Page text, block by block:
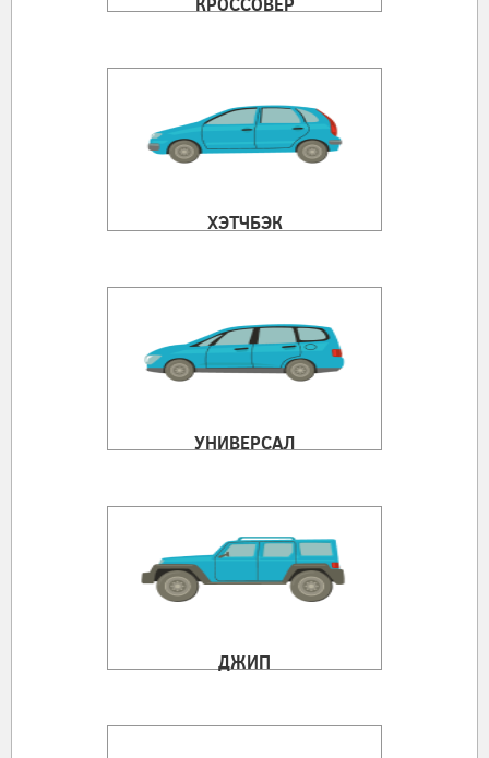
ХЭТЧБЭК
УНИВЕРСАЛ
ДЖИП